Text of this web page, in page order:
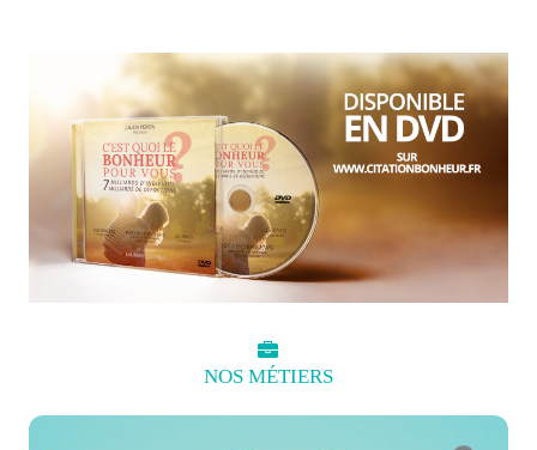
NOS MÉTIERS